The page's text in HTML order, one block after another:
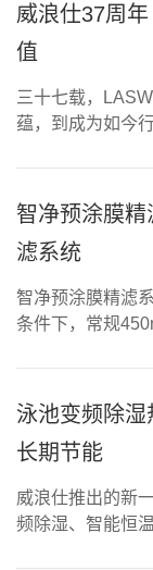
威浪仕37周
值
三十七载，
蕴，到成为如今
智净预涂膜
滤系统
智净预涂膜精滤
条件下，常规
泳池变频除
长期节能
威浪仕推出的新
频除湿、智能恒